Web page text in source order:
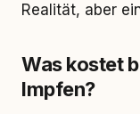
Realität, aber
Was kostet
Impfen?